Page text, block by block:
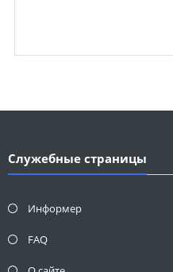
Служебные страницы
Информер
FAQ